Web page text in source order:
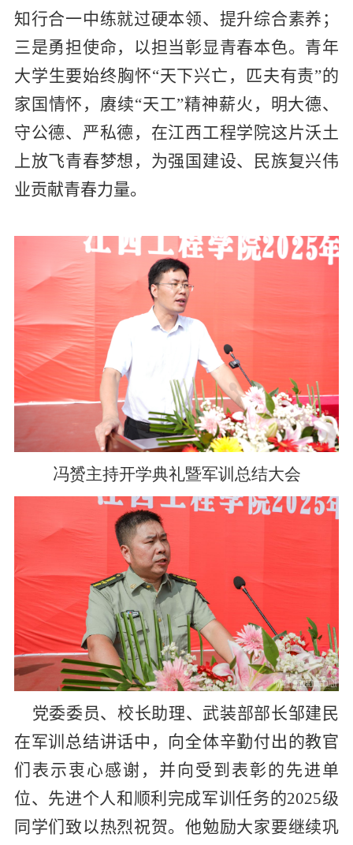
知行合一中练就过硬本领、提升综合素养；
三是勇担使命，以担当彰显青春本色。青年
大学生要始终胸怀“天下兴亡，匹夫有责”的
家国情怀，赓续“天工”精神薪火，明大德、
守公德、严私德，在江西工程学院这片沃土
上放飞青春梦想，为强国建设、民族复兴伟
业贡献青春力量。
冯赟主持开学典礼暨军训总结大会
党委委员、校长助理、武装部部长邹建民
在军训总结讲话中，向全体辛勤付出的教官
们表示衷心感谢，并向受到表彰的先进单
位、先进个人和顺利完成军训任务的2025级
同学们致以热烈祝贺。他勉励大家要继续巩